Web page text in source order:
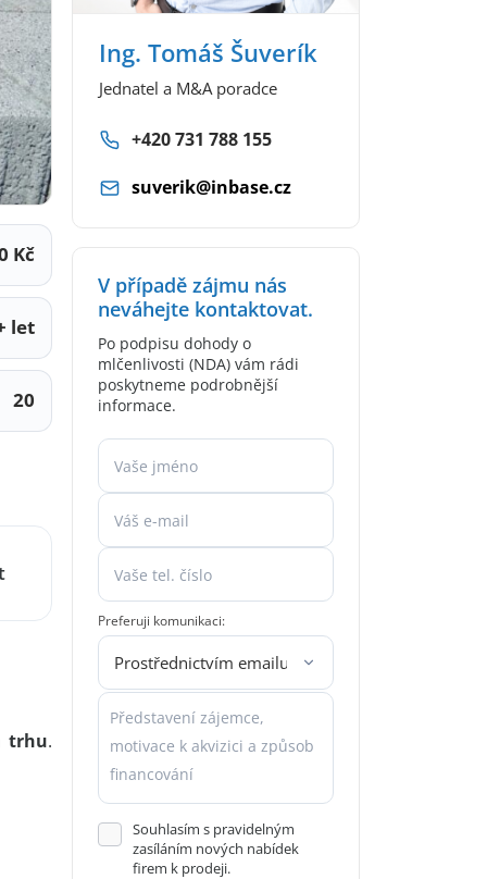
Kč
let
20
trhu.
Ing. Tomáš Šuverík
Jednatel a M&A poradce
+420 731 788 155
suverik@inbase.cz
V případě zájmu nás
neváhejte kontaktovat.
Po podpisu dohody o
mlčenlivosti (NDA) vám rádi
poskytneme podrobnější
informace.
Preferuji komunikaci:
Souhlasím s pravidelným
zasíláním nových nabídek
firem k prodeji.